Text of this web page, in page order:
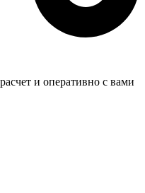
и оперативно с вами